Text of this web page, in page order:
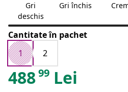
Gri
deschis
Gri închis
Cantitate în pachet
1
2
48899 Lei